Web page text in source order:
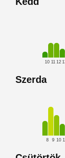
10 11 12
Szerda
8 9 10